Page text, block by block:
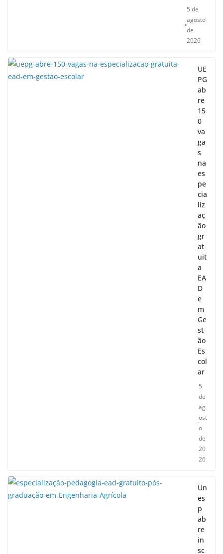
5 de
agosto
de
2026
UE
PG
ab
re
15
0
va
ga
s
na
es
pe
cia
liz
aç
ão
gr
at
uit
a
EA
D
e
m
Ge
st
ão
Es
col
ar
5
de
ag
ost
o
de
20
26
Un
es
p
ab
re
in
sc